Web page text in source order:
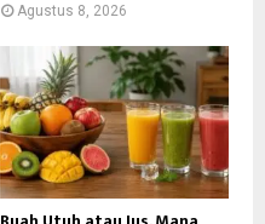
Agustus 8, 2026